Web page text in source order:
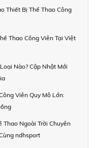
Thiết Bị Thể Thao Công
Thao Công Viên Tại Việt
Nào? Cập Nhật Mới
Viên Quy Mô Lớn:
Thao Ngoài Trời Chuyên
ndhsport